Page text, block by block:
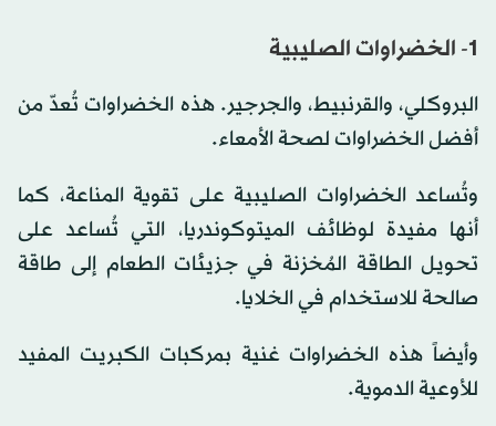
1- الخضراوات الصليبية
البروكلي، والقرنبيط، والجرجير. هذه الخضراوات تُعدّ من
أفضل الخضراوات لصحة الأمعاء.
وتُساعد الخضراوات الصليبية على تقوية المناعة، كما
أنها مفيدة لوظائف الميتوكوندريا، التي تُساعد على
تحويل الطاقة المُخزنة في جزيئات الطعام إلى طاقة
صالحة للاستخدام في الخلايا.
وأيضاً هذه الخضراوات غنية بمركبات الكبريت المفيد
للأوعية الدموية.